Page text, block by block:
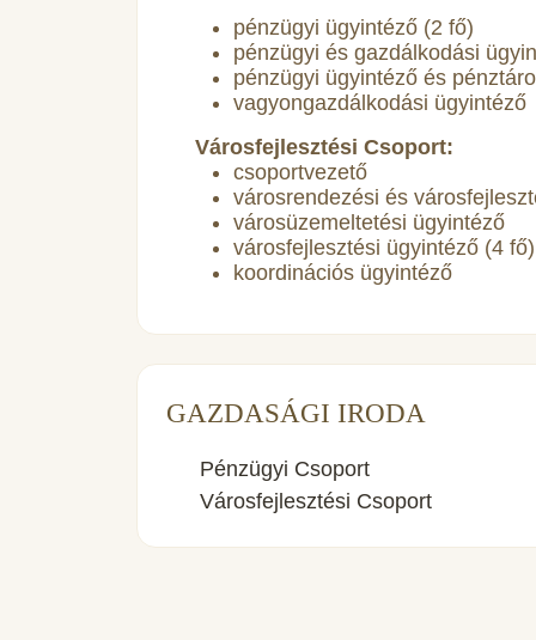
pénzügyi ügyintéző (2 fő)
pénzügyi és gazdálkodási
pénzügyi ügyintéző és
vagyongazdálkodási ügyintéző
Városfejlesztési Csoport:
csoportvezető
városrendezési és
városüzemeltetési ügyintéző
városfejlesztési ügyintéző (4 fő)
koordinációs ügyintéző
GAZDASÁGI IRODA
Pénzügyi Csoport
Városfejlesztési Csoport